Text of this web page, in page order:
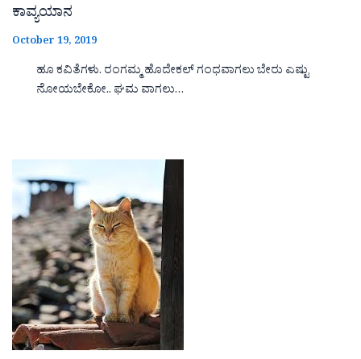
ಕಾವ್ಯಯಾನ
October 19, 2019
ಹೂ ಕವಿತೆಗಳು. ರಂಗಮ್ಮ ಹೊದೇಕಲ್ ಗಂಧವಾಗಲು ಬೇರು ಎಷ್ಟು
ನೋಯಬೇಕೋ.. ಘಮ ವಾಗಲು…